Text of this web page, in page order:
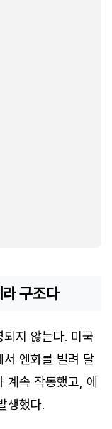
구조다
지 않는다. 미국
엔화를 빌려 달
계속 작동했고, 에
생했다.